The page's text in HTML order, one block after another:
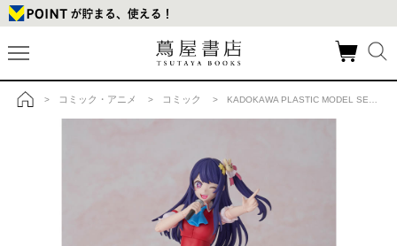
> コミック・アニメ > コミック > KADOKAWA PLASTIC MODEL SERIES 【推しの子】 アイ DX ver.の商品詳細